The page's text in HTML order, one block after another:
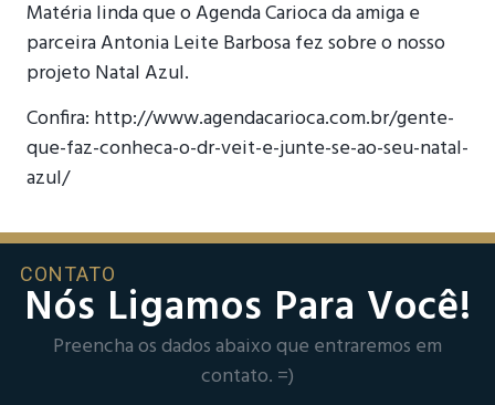
Matéria linda que o Agenda Carioca da amiga e
parceira Antonia Leite Barbosa fez sobre o nosso
projeto Natal Azul.
Confira: http://www.agendacarioca.com.br/gente-
que-faz-conheca-o-dr-veit-e-junte-se-ao-seu-natal-
azul/
CONTATO
Nós Ligamos Para Você!
Preencha os dados abaixo que entraremos em
contato. =)